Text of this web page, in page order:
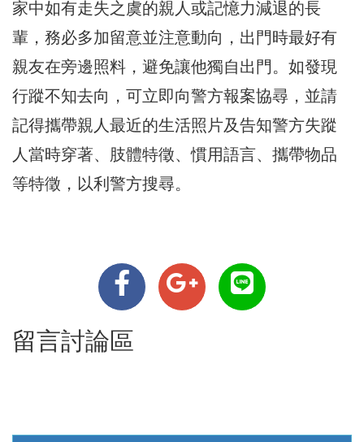
家中如有走失之虞的親 人或記憶力減退的長
輩，務必多加留意並注意動向， 出門時最好有
親友在旁邊照料，避免讓他獨自出門。 如發現
行蹤不知去向，可立即向警方報案協尋， 並請
記得攜帶親人最近的生活照片及告知警方失蹤
人當時穿著、 肢體特徵、慣用語言、攜帶物品
等特徵，以利警方搜尋。
留言討論區